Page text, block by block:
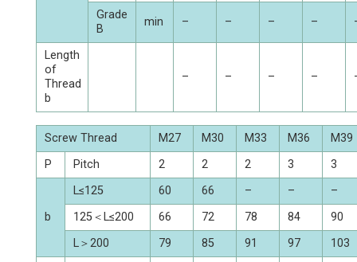
Grade
B
min – – – –
Length
of
Thread
b
– – – –
Screw Thread M27 M30 M33 M36
M39
P
Pitch 2 2 2 3 3
b
L≤125 60 66 – –
–
125＜L≤200
66 72 78 84
90
L＞200
79 85 91 97 103